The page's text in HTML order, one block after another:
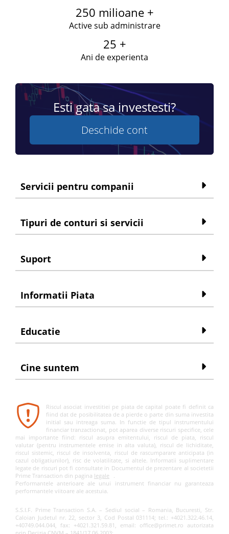
250 milioane +
Active sub administrare
25 +
Ani de experienta
Esti gata sa investesti?
Deschide cont
Servicii pentru companii
Tipuri de conturi si servicii
Suport
Informatii Piata
Educatie
Cine suntem
Riscul asociat investitiei pe piata de capital poate fi definit ca
fiind dat de posibilitatea de a pierde o parte din suma investita
initial sau intreaga suma. In functie de tipul instrumentului
financiar tranzactionat, pot aparea diverse riscuri specifice, cele
mai importante fiind: riscul asupra emitentului, riscul de piata, riscul
valutar (pentru instrumentele emise in alta valuta), riscul de lichiditate,
riscul sistemic, riscul de insolventa, riscul de rascumparare anticipata (in
cazul obligatiunilor), risc de volatilitate, si altele. Informatii suplimentare
legate de riscuri pot fi consultate in Documentul de prezentare al societetii
Prime Transaction din pagina legale
.
Performantele anterioare ale unui instrument financiar nu garanteaza
performantele viitoare ale acestuia.
S.S.I.F. Prime Transaction S.A. – Sediul social – Romania, Bucuresti, Str.
Caloian Judetul nr. 22, sector 3, Cod Postal 031114; tel.: +4021.322.46.14,
+40749.044.044, fax: +4021.321.59.81, email: office@primet.ro autorizata